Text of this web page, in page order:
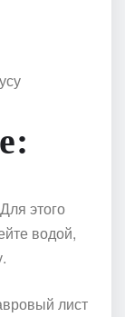
этого
водой,
лист